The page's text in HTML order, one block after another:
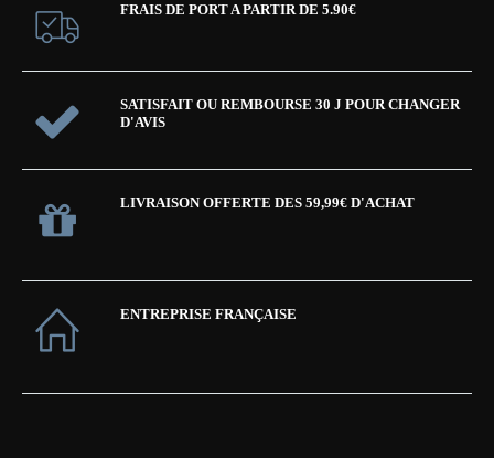
FRAIS DE PORT A PARTIR DE 5.90€
SATISFAIT OU REMBOURSE 30 J POUR CHANGER
D'AVIS
LIVRAISON OFFERTE DES 59,99€ D'ACHAT
ENTREPRISE FRANÇAISE